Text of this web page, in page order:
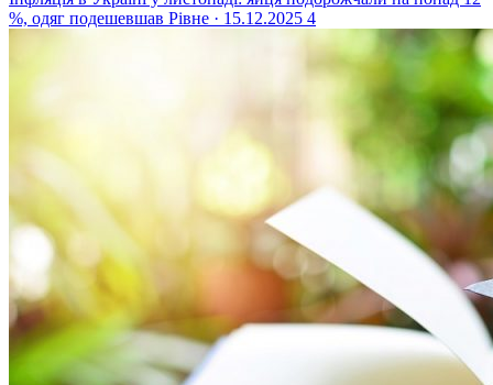
%, одяг подешевшав Рівне · 15.12.2025 4